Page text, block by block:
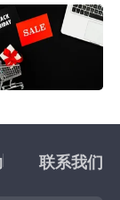
联系我们